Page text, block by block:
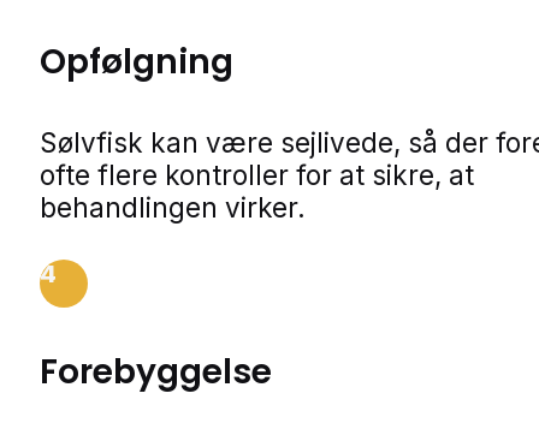
Opfølgning
Sølvfisk kan være sejlivede, så der
ofte flere kontroller for at sikre, at
behandlingen virker.
4
Forebyggelse